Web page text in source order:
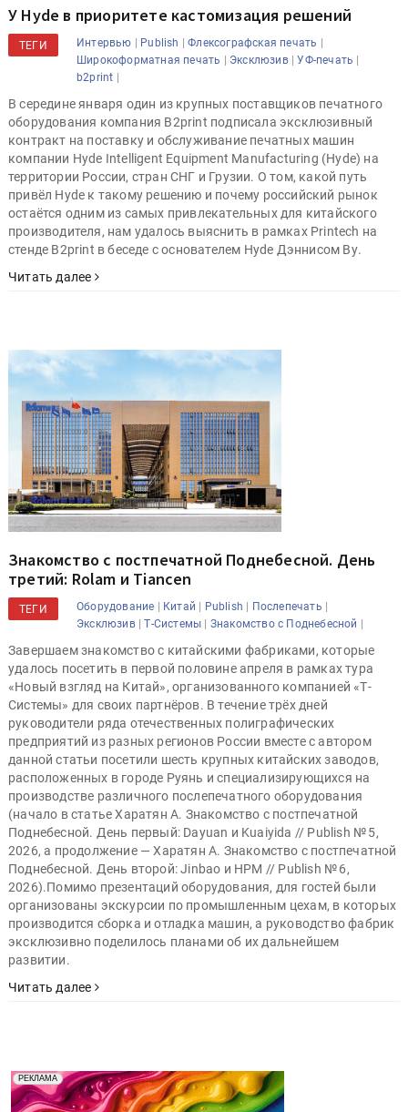
У Hyde в приоритете кастомизация решений
ТЕГИ Интервью | Publish |Флексографская печать |
Широкоформатная печать | Эксклюзив|УФ-печать |
b2print |
В середине января один из крупных поставщиков печатного
оборудования компания B2print подписала эксклюзивный
контракт на поставку и обслуживание печатных машин
компании Hyde Intelligent Equipment Manufacturing (Hyde) на
территории России, стран СНГ и Грузии. О том, какой путь
привёл Hyde к такому решению и почему российский рынок
остаётся одним из самых привлекательных для китайского
производителя, нам удалось выяснить в рамках Printech на
стенде B2print в беседе с основателем Hyde Дэннисом Ву.
Читать далее
Знакомство с постпечатной Поднебесной. День
третий: Rolam и Tiancen
ТЕГИ Оборудование | Китай | Publish | Послепечать |
Эксклюзив|Т-Системы | Знакомство с Поднебесной |
Завершаем знакомство с китайскими фабриками, которые
удалось посетить в первой половине апреля в рамках тура
«Новый взгляд на Китай», организованного компанией «Т-
Системы» для своих партнёров. В течение трёх дней
руководители ряда отечественных полиграфических
предприятий из разных регионов России вместе с автором
данной статьи посетили шесть крупных китайских заводов,
расположенных в городе Руянь и специализирующихся на
производстве различного послепечатного оборудования
(начало в статье Харатян А. Знакомство с постпечатной
Поднебесной. День первый: Dayuan и Kuaiyida // Publish № 5,
2026, а продолжение — Харатян А. Знакомство с постпечатной
Поднебесной. День второй: Jinbao и HPM // Publish № 6,
2026).Помимо презентаций оборудования, для гостей были
организованы экскурсии по промышленным цехам, в которых
производится сборка и отладка машин, а руководство фабрик
эксклюзивно поделилось планами об их дальнейшем
развитии.
Читать далее
РЕКЛАМА
Реклама. Рекламодатель ООО "Передовые Системы
Печати" erid: 2SDnjd2d4Qz